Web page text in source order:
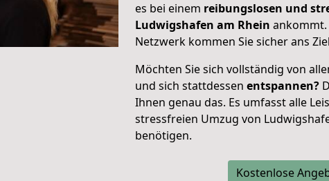
es bei einem reibungslosen und
Ludwigshafen am Rhein
Netzwerk kommen Sie sicher ans
Möchten Sie sich vollständig von
und sich stattdessen entspannen?
Ihnen genau das. Es umfasst alle
stressfreien Umzug von
benötigen.
Kostenlose